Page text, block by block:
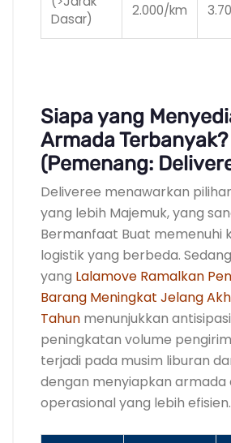
Dasar)
2.000/km
Siapa yang
Armada Terbanyak?
(Pemenang:
Deliveree menawarkan
yang lebih Majemuk, yang
Bermanfaat Buat memenuhi
logistik yang berbeda.
yang Lalamove Ramalkan
Barang Meningkat Jelang
Tahun menunjukkan
peningkatan volume
terjadi pada musim liburan
dengan menyiapkan armada
operasional yang lebih efisien.